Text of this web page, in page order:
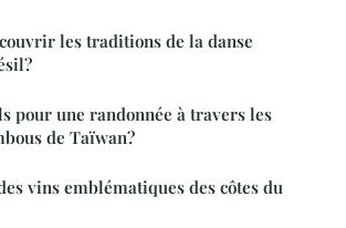
les traditions de la danse
pour une randonnée à travers les
de Taïwan?
vins emblématiques des côtes du